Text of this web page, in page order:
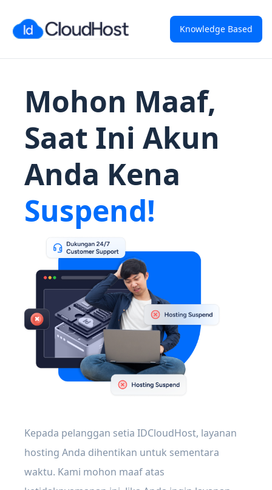
Knowledge Based
Mohon Maaf,
Saat Ini Akun
Anda Kena
Suspend!
Kepada pelanggan setia IDCloudHost, layanan
hosting Anda dihentikan untuk sementara
waktu. Kami mohon maaf atas